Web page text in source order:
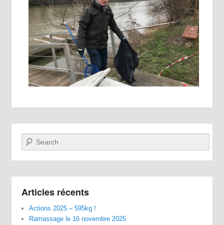
Recherche
Articles récents
Actions 2025 – 595kg !
Ramassage le 16 novembre 2025